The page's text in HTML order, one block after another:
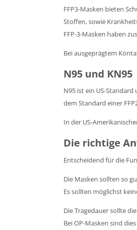
FFP3-Masken bieten
Stoffen, sowie
FFP-3-Masken haben
Bei ausgeprägtem
N95 und KN95
N95 ist ein US-
dem Standard einer
In der US-
Die richtige
Entscheidend für die
Die Masken sollten so
Es sollten möglichst
Die Tragedauer sollte
Bei OP-Masken sind